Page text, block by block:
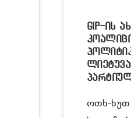
GIP-ის
ოთხ-ხუთ